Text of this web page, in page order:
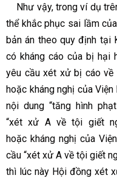
Như vậy, trong ví dụ
thể khắc phục sai lầm
bản án theo quy định tại
có kháng cáo của bị hại
yêu cầu xét xử bị cáo về
hoặc kháng nghị của
nội dung“tăng hình
“xét xử A về tội giết
hoặc kháng nghị của
cầu “xét xử A về tội giết
thì lúc này Hội đồng xét